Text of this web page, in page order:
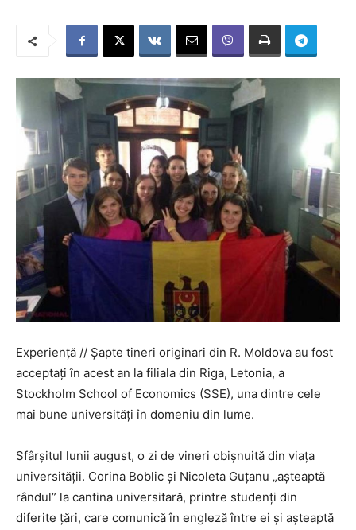
Experiență // Șapte tineri originari din R. Moldova au fost
acceptați în acest an la filiala din Riga, Letonia, a
Stockholm School of Economics (SSE), una dintre cele
mai bune universități în domeniu din lume.
Sfârșitul lunii august, o zi de vineri obișnuită din viața
universității. Corina Boblic și Nicoleta Guțanu „așteaptă
rândul” la cantina universitară, printre studenți din
diferite țări, care comunică în engleză între ei și așteaptă